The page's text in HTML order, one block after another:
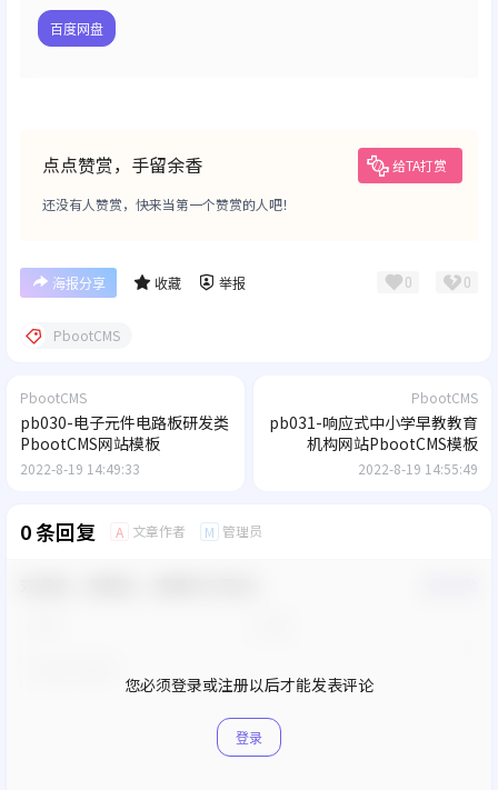
百度网盘
点点赞赏，手留余香 给TA打赏
还没有人赞赏，快来当第一个赞赏的人吧！
海报分享 收藏 举报 0 0
PbootCMS
PbootCMS
pb030-电子元件电路板研发类
PbootCMS网站模板
2022-8-19 14:49:33
PbootCMS
pb031-响应式中小学早教教育
机构网站PbootCMS模板
2022-8-19 14:55:49
0 条回复 A 文章作者 M 管理员
您必须登录或注册以后才能发表评论
登录